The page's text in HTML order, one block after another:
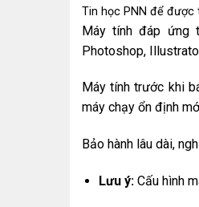
Tin học PNN để được
Máy tính đáp ứng
Photoshop,
Máy tính trước khi
máy chạy ổn định
Bảo hành lâu dài,
Lưu ý:Cấu hình